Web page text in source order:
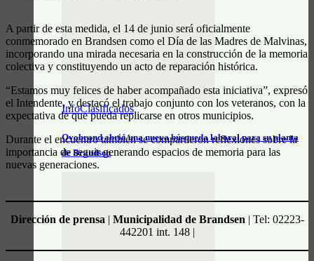
InfoClasificados
Ovobrand abrió una nueva búsqueda laboral para su planta
de Brandsen
A partir de esta medida, el 14 de junio será oficialmente
conmemorado en Brandsen como el Día de las Madres de Malvinas,
incorporando una mirada necesaria en la construcción de la memoria
colectiva y constituyendo un acto de reparación histórica.
“Estamos muy felices de haber acompañado esta iniciativa”, expresó
el Intendente, y destacó el trabajo conjunto con los veteranos, con la
expectativa de que pueda replicarse en otros municipios.
Durante el encuentro también se compartieron reflexiones sobre la
importancia de seguir generando espacios de memoria para las
nuevas generaciones.
Dirección de prensa | Municipalidad de Brandsen | Tel: 02223-
442201 int. 148 |